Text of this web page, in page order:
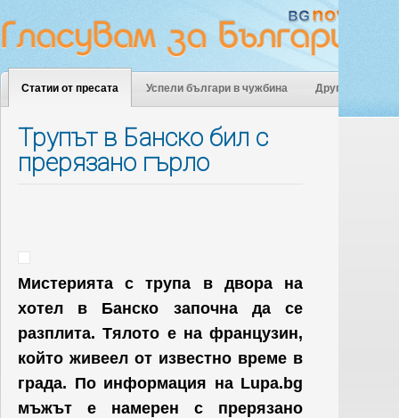
Статии от пресата Успели българи в чужбина Други
Трупът в Банско бил с
прерязано гърло
Мистерията с трупа в двора на
хотел в Банско започна да се
разплита. Тялото е на французин,
който живеел от известно време в
града. По информация на Lupa.bg
мъжът е намерен с прерязано